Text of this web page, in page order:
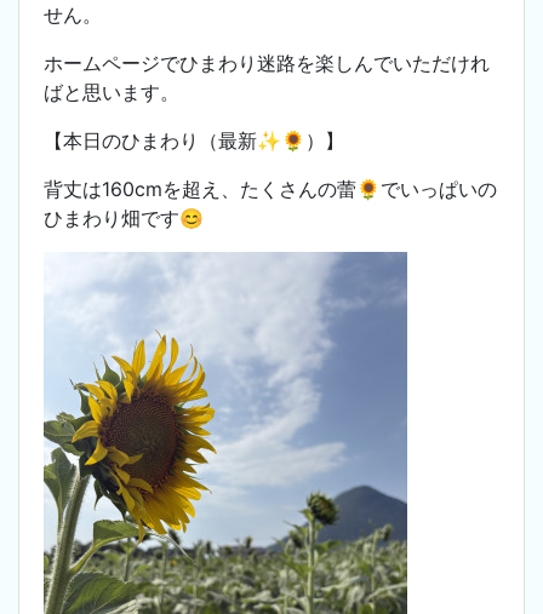
せん。
ホームページでひまわり迷路を楽しんでいただけれ
ばと思います。
【本日のひまわり（最新✨🌻）】
背丈は160cmを超え、たくさんの蕾🌻でいっぱいの
ひまわり畑です😊